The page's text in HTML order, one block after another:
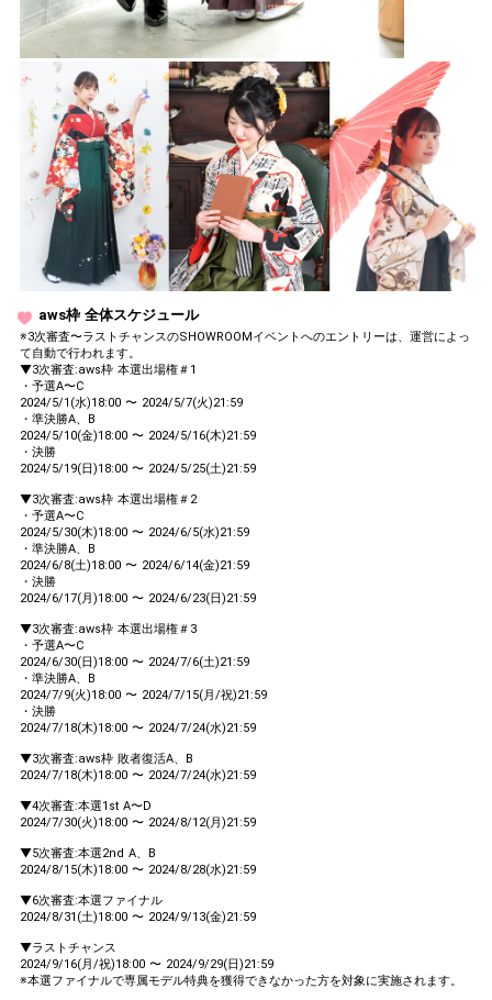
aws枠 全体スケジュール
※3次審査〜ラストチャンスのSHOWROOMイベントへのエントリーは、運営によっ
て自動で行われます。
▼3次審査:aws枠 本選出場権＃1
・予選A〜C
2024/5/1(水)18:00 〜 2024/5/7(火)21:59
・準決勝A、B
2024/5/10(金)18:00 〜 2024/5/16(木)21:59
・決勝
2024/5/19(日)18:00 〜 2024/5/25(土)21:59
▼3次審査:aws枠 本選出場権＃2
・予選A〜C
2024/5/30(木)18:00 〜 2024/6/5(水)21:59
・準決勝A、B
2024/6/8(土)18:00 〜 2024/6/14(金)21:59
・決勝
2024/6/17(月)18:00 〜 2024/6/23(日)21:59
▼3次審査:aws枠 本選出場権＃3
・予選A〜C
2024/6/30(日)18:00 〜 2024/7/6(土)21:59
・準決勝A、B
2024/7/9(火)18:00 〜 2024/7/15(月/祝)21:59
・決勝
2024/7/18(木)18:00 〜 2024/7/24(水)21:59
▼3次審査:aws枠 敗者復活A、B
2024/7/18(木)18:00 〜 2024/7/24(水)21:59
▼4次審査:本選1st A〜D
2024/7/30(火)18:00 〜 2024/8/12(月)21:59
▼5次審査:本選2nd A、B
2024/8/15(木)18:00 〜 2024/8/28(水)21:59
▼6次審査:本選ファイナル
2024/8/31(土)18:00 〜 2024/9/13(金)21:59
▼ラストチャンス
2024/9/16(月/祝)18:00 〜 2024/9/29(日)21:59
※本選ファイナルで専属モデル特典を獲得できなかった方を対象に実施されます。